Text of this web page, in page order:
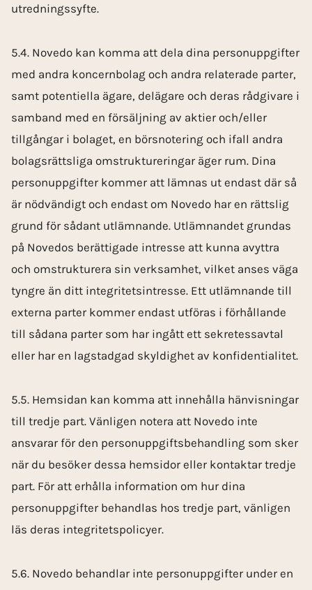
utredningssyfte.
5.4. Novedo kan komma att dela dina personuppgifter
med andra koncernbolag och andra relaterade parter,
samt potentiella ägare, delägare och deras rådgivare i
samband med en försäljning av aktier och/eller
tillgångar i bolaget, en börsnotering och ifall andra
bolags­rättsliga omstruktureringar äger rum. Dina
personuppgifter kommer att lämnas ut endast där så
är nödvändigt och endast om Novedo har en rättslig
grund för sådant utlämnande. Utlämnandet grundas
på Novedos berättigade intresse att kunna avyttra
och omstrukturera sin verksamhet, vilket anses väga
tyngre än ditt integritetsintresse. Ett utlämnande till
externa parter kommer endast utföras i förhållande
till sådana parter som har ingått ett sekretessavtal
eller har en lagstadgad skyldighet av konfidentialitet.
5.5. Hemsidan kan komma att innehålla hänvisningar
till tredje part. Vänligen notera att Novedo inte
ansvarar för den personuppgiftsbehandling som sker
när du besöker dessa hemsidor eller kontaktar tredje
part. För att erhålla information om hur dina
personuppgifter behandlas hos tredje part, vänligen
läs deras integritetspolicyer.
5.6. Novedo behandlar inte personuppgifter under en